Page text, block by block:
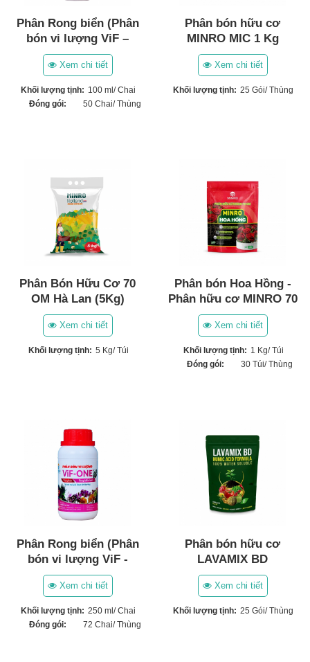
Phân Rong biển (Phân
bón vi lượng ViF –
ONE) (100ml)
Xem chi tiết
Khối lượng tịnh: 100 ml/ Chai
Đóng gói:
50 Chai/ Thùng
Phân bón hữu cơ
MINRO MIC 1 Kg
Xem chi tiết
Khối lượng tịnh: 25 Gói/ Thùng
Phân Bón Hữu Cơ 70
OM Hà Lan (5Kg)
Xem chi tiết
Khối lượng tịnh: 5 Kg/ Túi
Phân bón Hoa Hồng -
Phân hữu cơ MINRO 70
OM
Xem chi tiết
Khối lượng tịnh: 1 Kg/ Túi
Đóng gói:
30 Túi/ Thùng
Phân Rong biển (Phân
bón vi lượng ViF -
ONE) (250ml)
Xem chi tiết
Khối lượng tịnh: 250 ml/ Chai
Đóng gói:
72 Chai/ Thùng
Phân bón hữu cơ
LAVAMIX BD
Xem chi tiết
Khối lượng tịnh: 25 Gói/ Thùng